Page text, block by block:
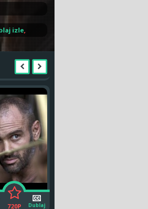
izle,
720P Dublaj